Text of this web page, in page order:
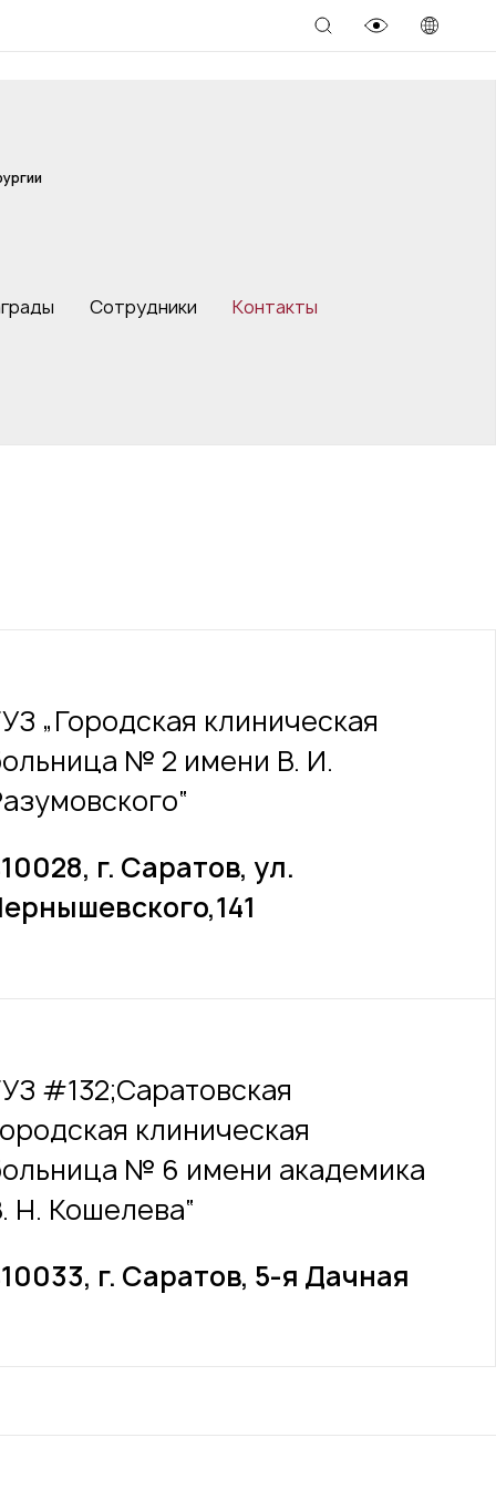
Сотрудники
Контакты
„Городская клиническая
№ 2 имени В. И.
г. Саратов, ул.
#132;Саратовская
клиническая
№ 6 имени академика
Н. Кошелева“
г. Саратов, 5-я Дачная